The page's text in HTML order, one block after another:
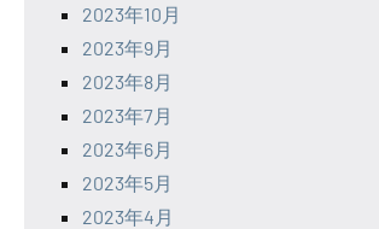
2023年10月
2023年9月
2023年8月
2023年7月
2023年6月
2023年5月
2023年4月